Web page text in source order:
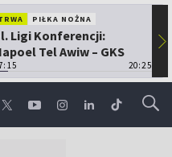
PIŁKA NOŻNA
Ligi Konferencji:
Tel Awiw – GKS
20:25
▶